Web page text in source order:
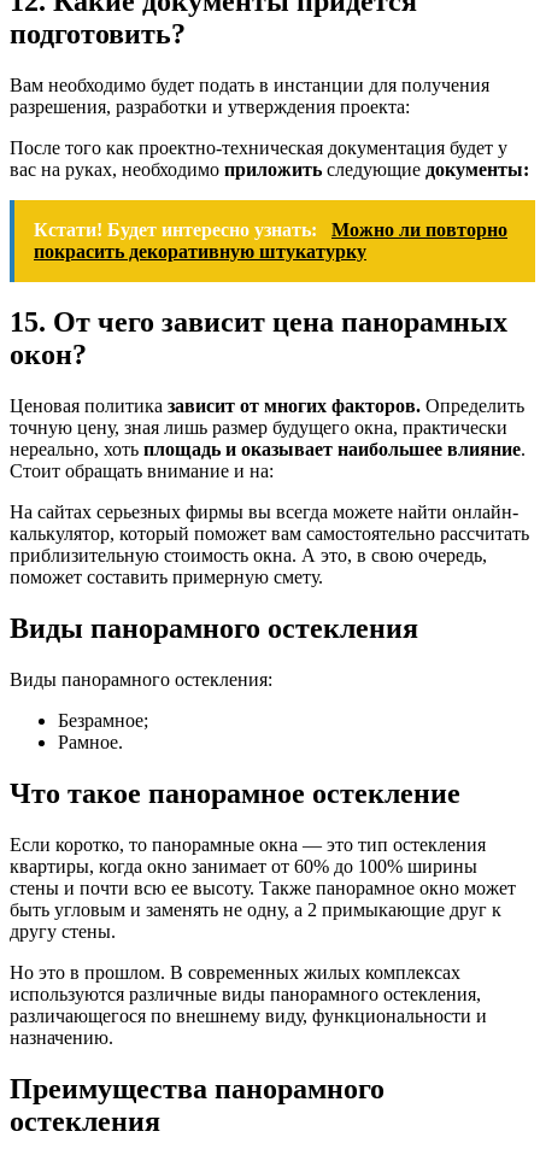
подготовить?
Вам необходимо будет подать в инстанции для получения
разрешения, разработки и утверждения проекта:
После того как проектно-техническая документация будет у
вас на руках, необходимо приложить следующие документы:
Кстати! Будет интересно узнать:
Можно ли повторно
покрасить декоративную штукатурку
15. От чего зависит цена панорамных
окон?
Ценовая политика зависит от многих факторов. Определить
точную цену, зная лишь размер будущего окна, практически
нереально, хоть площадь и оказывает наибольшее влияние.
Стоит обращать внимание и на:
На сайтах серьезных фирмы вы всегда можете найти онлайн-
калькулятор, который поможет вам самостоятельно рассчитать
приблизительную стоимость окна. А это, в свою очередь,
поможет составить примерную смету.
Виды панорамного остекления
Виды панорамного остекления:
Безрамное;
Рамное.
Что такое панорамное остекление
Если коротко, то панорамные окна — это тип остекления
квартиры, когда окно занимает от 60% до 100% ширины
стены и почти всю ее высоту. Также панорамное окно может
быть угловым и заменять не одну, а 2 примыкающие друг к
другу стены.
Но это в прошлом. В современных жилых комплексах
используются различные виды панорамного остекления,
различающегося по внешнему виду, функциональности и
назначению.
Преимущества панорамного
остекления